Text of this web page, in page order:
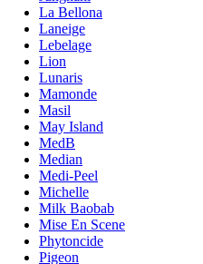
La Bellona
Laneige
Lebelage
Lion
Lunaris
Mamonde
Masil
May Island
MedB
Median
Medi-Peel
Michelle
Milk Baobab
Mise En Scene
Phytoncide
Pigeon